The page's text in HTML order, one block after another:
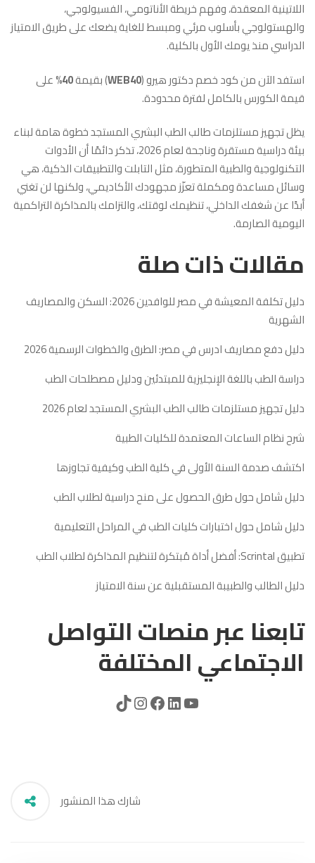
اللاتينية المعقدة، وفهم خريطة الأناتومي، الفسيولوجي،
والهستولوجي بأسلوب مرئي ومبسط للغاية يضعك على طريق الامتياز
الدراسي منذ يومك الأول بالكلية.
استفد الآن من كود خصم دكتور هيرو (WEB40) بقيمة40% على
قيمة الكورس بالكامل لفترة محدودة.
يظل تجهيز مستلزمات طالب الطب البشري المستجد خطوة هامة لبناء
بيئة دراسية مستقرة وناجحة لعام 2026، تذكر دائمًا أن الأدوات
التكنولوجية والطبية المتطورة، مثل التابلت والتطبيقات الذكية، هي
وسائل مساعدة ومكملة تعزّز مجهودك الأكاديمي، ولكنها لن تغني
أبدًا عن شغفك الداخلي، تنظيمك لوقتك، والتزامك بالمذاكرة التراكمية
اليومية الصارمة.
مقالات ذات صلة
دليل تكلفة المعيشة في مصر للوافدين 2026: السكن والمصاريف
الشهرية
دليل دفع مصاريف ادرس في مصر: الطرق والخطوات الرسمية 2026
دراسة الطب باللغة الإنجليزية للمبتدئين ودليل مصطلحات الطب
دليل تجهيز مستلزمات طالب الطب البشري المستجد لعام 2026
شرح نظام الساعات المعتمدة للكليات الطبية
اكتشف صدمة السنة الأولى في كلية الطب وكيفية تجاوزها
دليل شامل حول طرق الحصول على منح دراسية لطلاب الطب
دليل شامل حول اختبارات كليات الطب في المراحل التعليمية
تطبيق Scrintal: أفضل أداة مُبتكرة لتنظيم المذاكرة لطلاب الطب
دليل الطالب والطبيبة المستقبلية عن سنة الامتياز
تابعنا عبر منصات التواصل
الاجتماعي المختلفة
شارك هذا المنشور